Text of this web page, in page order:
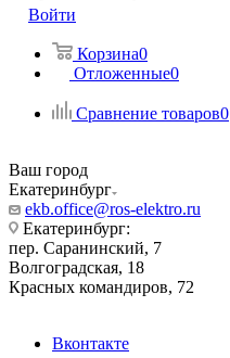
Войти
Корзина0
Отложенные0
Сравнение товаров0
Ваш город
Екатеринбург
ekb.office@ros-elektro.ru
Екатеринбург:
пер. Саранинский, 7
Волгоградская, 18
Красных командиров, 72
Вконтакте